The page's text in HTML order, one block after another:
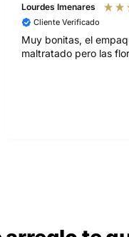
Imenares
Verificado
el empaque estaba
pero las flores